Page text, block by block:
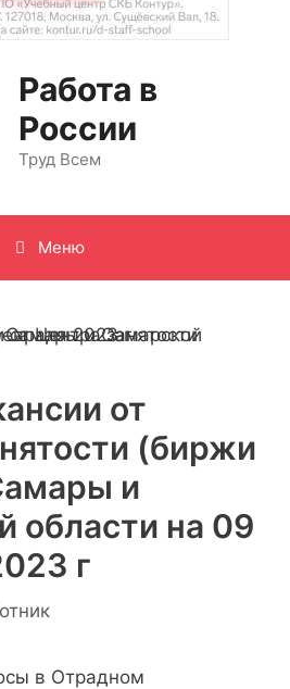
Работа в
России
Труд Всем
Меню
от
(биржи
и
области на 09
г
в Отрадном